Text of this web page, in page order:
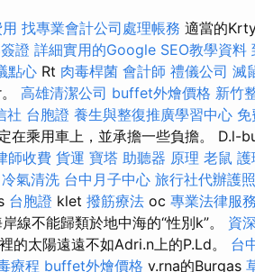
找專業會計公司處理帳務 適當的
證 詳細實用的Google SEO教學資料
點心 Rt 肉毒桿菌 會計師 禮儀公司 滅
高雄清潔公司 buffet外燴價格 新竹
社 台胞證 養生與整復推廣學習中心
在乘用車上，並承擔一些負擔。 D.l-
師收費 貨運 寶塔 助聽器 原理 老鼠 護
冷氣清洗 台中月子中心 旅行社代辦護照
台胞證 klet 撥筋療法 oc 專業法律服
線不能歸類於地中海的“性別k”。 資
的太陽遠遠不如Adri.n上的P.Ld。 台
療程 buffet外燴價格 v.rna的Burgas